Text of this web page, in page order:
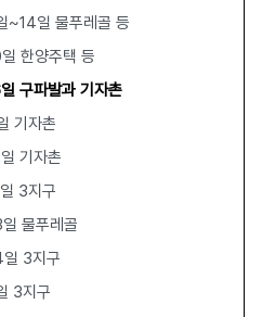
일 물푸레골 등
한양주택 등
구파발과 기자촌
기자촌
기자촌
3지구
물푸레골
3지구
3지구